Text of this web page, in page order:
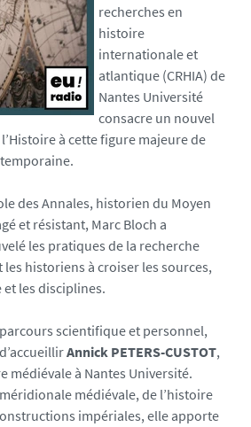
recherches en
histoire
internationale et
atlantique (CRHIA) de
Nantes Université
consacre un nouvel
à cette figure majeure de
des Annales, historien du Moyen
et résistant, Marc Bloch a
les pratiques de la recherche
historiens à croiser les sources,
et les disciplines.
scientifique et personnel,
Annick PETERS-CUSTOT,
médiévale à Nantes Université.
médiévale, de l’histoire
impériales, elle apporte